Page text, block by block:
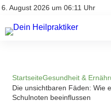
6. August 2026 um 06:11 Uhr
Impressum
Natürliche Medizin
Heilpflanzen & Kräuterkunde
StartseiteGesundheit &
Die unsichtbaren Fäden: Wie
Schulnoten beeinflussen